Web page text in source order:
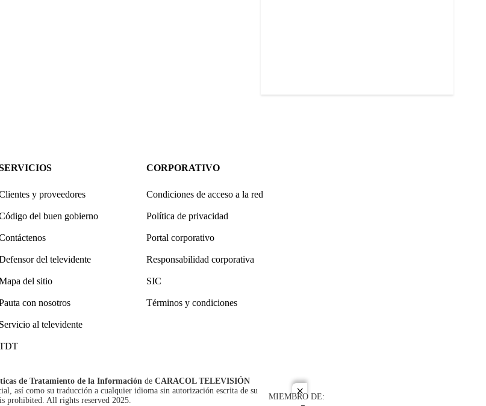
close
y proveedores
del buen gobierno
del televidente
del sitio
con nosotros
Servicio al televidente
CORPORATIVO
Condiciones de acceso a la red
Política de privacidad
Portal corporativo
Responsabilidad corporativa
SIC
Términos y condiciones
de Tratamiento de la Información de CARACOL TELEVISIÓN
así como su traducción a cualquier idioma sin autorización escrita de su
prohibited. All rights reserved 2025.
MIEMBRO DE: